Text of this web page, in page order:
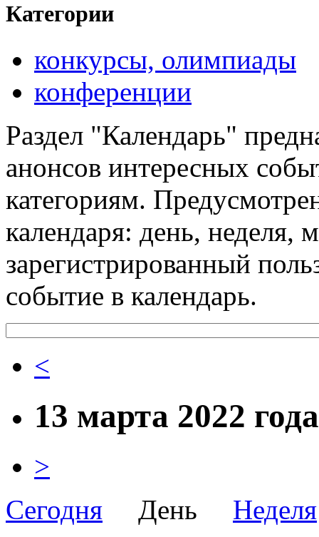
Категории
конкурсы, олимпиады
конференции
Раздел "Календарь"
анонсов интересных
категориям.
календаря: день, неделя,
зарегистрированный
событие в календарь.
<
13 марта 2022
>
Сегодня День Неделя